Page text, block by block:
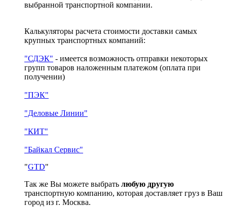
выбранной транспортной компании.
Калькуляторы расчета стоимости доставки самых
крупных транспортных компаний:
"СДЭК" - имеется возможность отправки некоторых
групп товаров наложенным платежом (оплата при
получении)
"ПЭК"
"Деловые Линии"
"КИТ"
"Байкал Сервис"
"GTD"
Так же Вы можете выбрать любую другую
транспортную компанию, которая доставляет груз в Ваш
город из г. Москва.